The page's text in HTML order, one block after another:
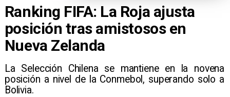
Ranking FIFA: La Roja ajusta
posición tras amistosos en
Nueva Zelanda
La Selección Chilena se mantiene en la novena
posición a nivel de la Conmebol, superando solo a
Bolivia.